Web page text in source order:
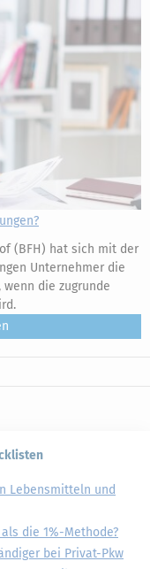
(BFH) hat sich mit der
Unternehmer die
die zugrunde
Lebensmitteln und
die 1%-Methode?
bei Privat-Pkw